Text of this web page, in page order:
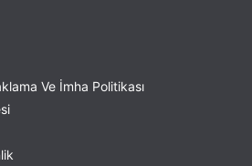
Ve İmha Politikası